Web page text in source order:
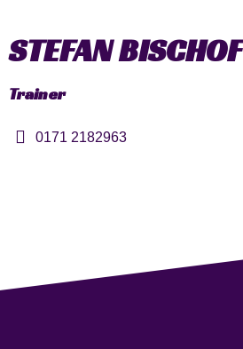
STEFAN BISCHOF
Trainer
0171 2182963